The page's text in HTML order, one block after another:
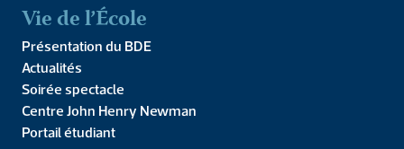
Vie de l’École
Présentation du BDE
Actualités
Soirée spectacle
Centre John Henry Newman
Portail étudiant
contact@ipc-paris.fr
Nous découvrir
Mot du Doyen
Équipe